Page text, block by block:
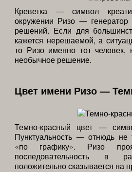
Креветка — символ
окружении Ризо —
решений. Если для
кажется нерешаемой, а
то Ризо именно тот человек,
необычное решение.
Цвет имени Ризо —
Темно-красный цвет —
Пунктуальность — отнюдь не
«по графику». Ризо
последовательность в
положительно сказывается на